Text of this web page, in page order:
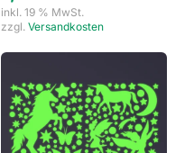
inkl. 19 % MwSt.
zzgl. Versandkosten